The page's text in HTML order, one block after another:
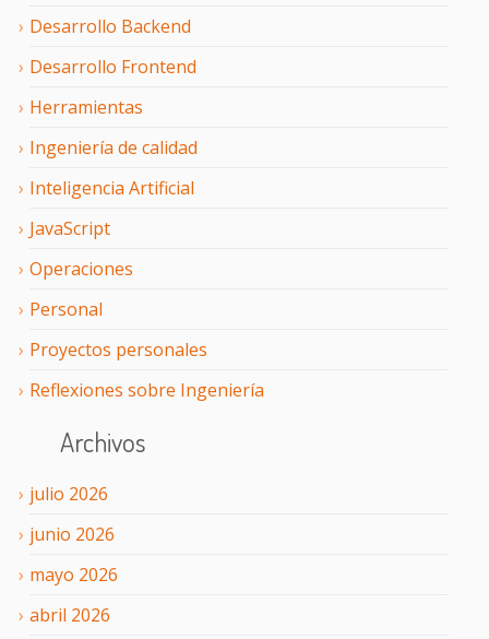
Desarrollo Backend
Desarrollo Frontend
Herramientas
Ingeniería de calidad
Inteligencia Artificial
JavaScript
Operaciones
Personal
Proyectos personales
Reflexiones sobre Ingeniería
Archivos
julio 2026
junio 2026
mayo 2026
abril 2026